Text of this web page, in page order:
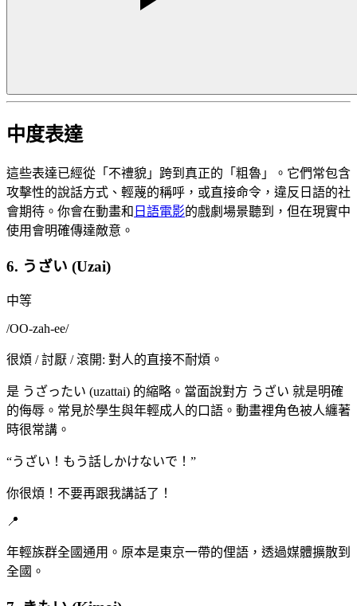
中度表達
這些表達已經從「不禮貌」跨到真正的「粗魯」。它們常包含
攻擊性的說話方式、輕蔑的稱呼，或直接命令，違反日語的社
會期待。你會在動畫和 日語電影的戲劇場景聽到，但在現實中
使用會明確傳達敵意。
6. うざい (Uzai)
中等
/OO-zah-ee/
很煩 / 討厭 / 滾開: 對人的直接不耐煩。
是 うざったい (uzattai) 的縮略。當面說對方 うざい 就是明確
的侮辱。常見於學生與年輕成人的口語。動畫裡角色被人纏著
時很常講。
“うざい！もう話しかけないで！ ”
你很煩！不要再跟我講話了！
📍
年輕族群全國通用。原本是東京一帶的俚語，透過媒體擴散到
全國。